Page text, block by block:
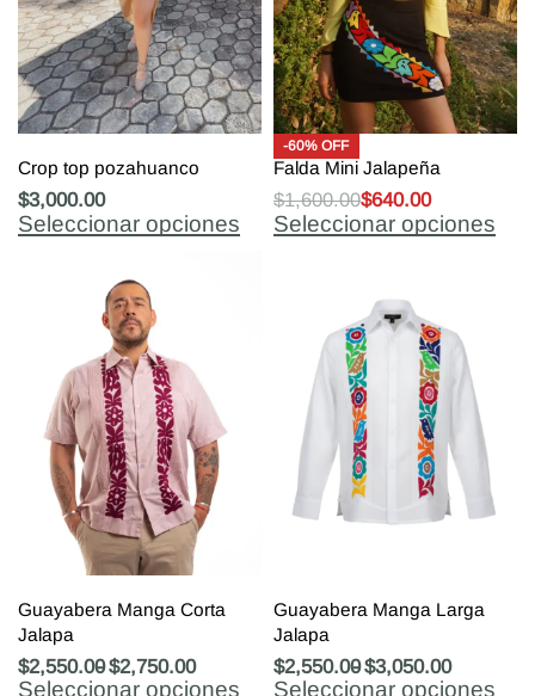
Crop top pozahuanco
$3,000.00
Seleccionar opciones
-60% OFF
Falda Mini Jalapeña
$1,600.00$640.00
Seleccionar opciones
Guayabera Manga Corta
Jalapa
$2,550.00$2,750.00
Seleccionar opciones
Guayabera Manga Larga
Jalapa
$2,550.00$3,050.00
Seleccionar opciones